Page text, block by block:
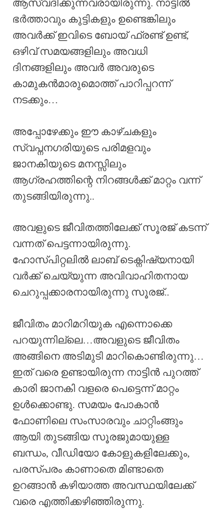
ആസ്വദിക്കുന്നവരായിരുന്നു. നാട്ടിൽ
ഭർത്താവും കുട്ടികളും ഉണ്ടെങ്കിലും
അവർക്ക് ഇവിടെ ബോയ് ഫ്രണ്ട് ഉണ്ട്,
ഒഴിവ് സമയങ്ങളിലും അവധി
ദിനങ്ങളിലും അവർ അവരുടെ
കാമുകൻമാരുമൊത്ത് പാറിപ്പറന്ന്
നടക്കും…
അപ്പോഴേക്കും ഈ കാഴ്ചകളും
സ്വപ്നനഗരിയുടെ പരിമളവും
ജാനകിയുടെ മനസ്സിലും
ആഗ്രഹത്തിന്റെ നിറങ്ങൾക്ക് മാറ്റം വന്ന്
തുടങ്ങിയിരുന്നു..
അവളുടെ ജീവിതത്തിലേക്ക് സൂരജ് കടന്ന്
വന്നത് പെട്ടന്നായിരുന്നു.
ഹോസ്പിറ്റലിൽ ലാബ് ടെക്നിഷ്യനായി
വർക്ക് ചെയ്യുന്ന അവിവാഹിതനായ
ചെറുപ്പക്കാരനായിരുന്നു സൂരജ്‌..
ജീവിതം മാറിമറിയുക എന്നൊക്കെ
പറയുന്നില്ലെ…അവളുടെ ജീവിതം
അങ്ങിനെ അടിമുടി മാറികൊണ്ടിരുന്നു…
ഇത് വരെ ഉണ്ടായിരുന്ന നാട്ടിൻ പുറത്ത്
കാരി ജാനകി വളരെ പെട്ടെന്ന് മാറ്റം
ഉൾക്കൊണ്ടു. സമയം പോകാൻ
ഫോണിലെ സംസാരവും ചാറ്റിംങ്ങും
ആയി തുടങ്ങിയ സൂരജുമായുള്ള
ബന്ധം, വീഡിയോ കോളുകളിലേക്കും,
പരസ്പരം കാണാതെ മിണ്ടാതെ
ഉറങ്ങാൻ കഴിയാത്ത അവസ്ഥയിലേക്ക്
വരെ എത്തിക്കഴിഞ്ഞിരുന്നു.